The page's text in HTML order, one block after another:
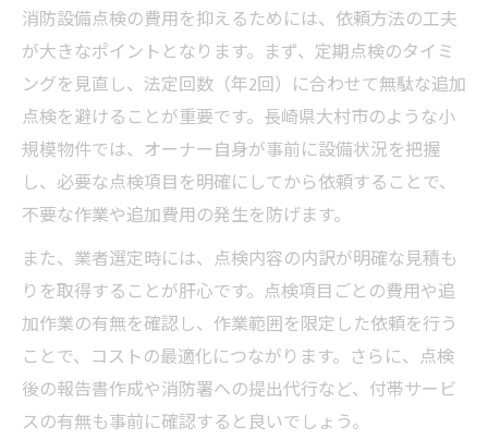
消防設備点検の費用を抑えるためには、依頼方法の工夫
が大きなポイントとなります。まず、定期点検のタイミ
ングを見直し、法定回数（年2回）に合わせて無駄な追加
点検を避けることが重要です。長崎県大村市のような小
規模物件では、オーナー自身が事前に設備状況を把握
し、必要な点検項目を明確にしてから依頼することで、
不要な作業や追加費用の発生を防げます。
また、業者選定時には、点検内容の内訳が明確な見積も
りを取得することが肝心です。点検項目ごとの費用や追
加作業の有無を確認し、作業範囲を限定した依頼を行う
ことで、コストの最適化につながります。さらに、点検
後の報告書作成や消防署への提出代行など、付帯サービ
スの有無も事前に確認すると良いでしょう。